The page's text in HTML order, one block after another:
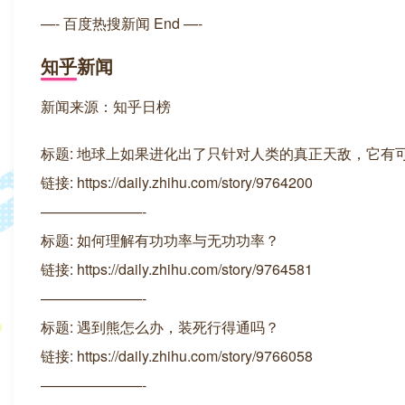
—- 百度热搜新闻 End —-
知乎新闻
新闻来源：知乎日榜
标题: 地球上如果进化出了只针对人类的真正天敌，它有
链接: https://daily.zhihu.com/story/9764200
———————-
标题: 如何理解有功功率与无功功率？
链接: https://daily.zhihu.com/story/9764581
———————-
标题: 遇到熊怎么办，装死行得通吗？
链接: https://daily.zhihu.com/story/9766058
———————-